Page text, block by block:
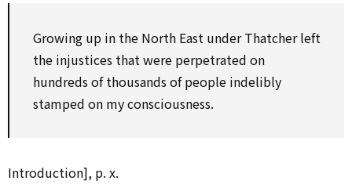
Growing up in the North East under Thatcher left
the injustices that were perpetrated on
hundreds of thousands of people indelibly
stamped on my consciousness.
Introduction], p. x.